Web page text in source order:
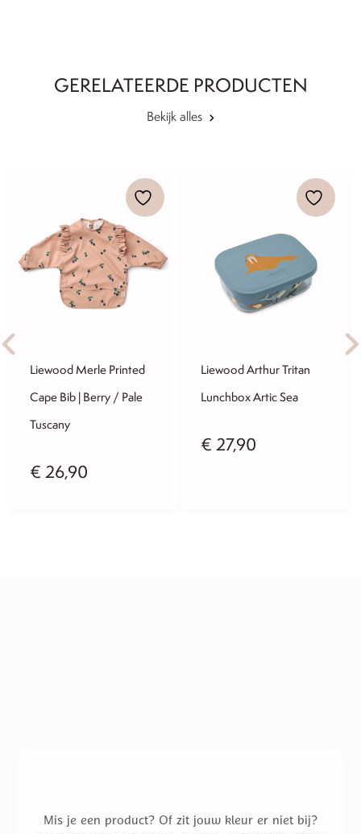
GERELATEERDE PRODUCTEN
Bekijk alles
Liewood Merle Printed
Cape Bib | Berry / Pale
Tuscany
€ 26,90
Liewood Arthur Tritan
Lunchbox Artic Sea
€ 27,90
Mis je een product? Of zit jouw kleur er niet bij?